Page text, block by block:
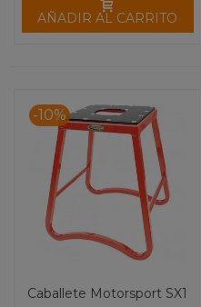
AÑADIR AL CARRITO
-10%
Caballete Motorsport SX1